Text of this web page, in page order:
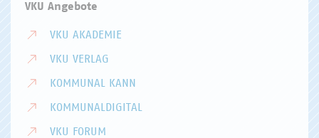
VKU Angebote
VKU AKADEMIE
VKU VERLAG
KOMMUNAL KANN
KOMMUNALDIGITAL
VKU FORUM